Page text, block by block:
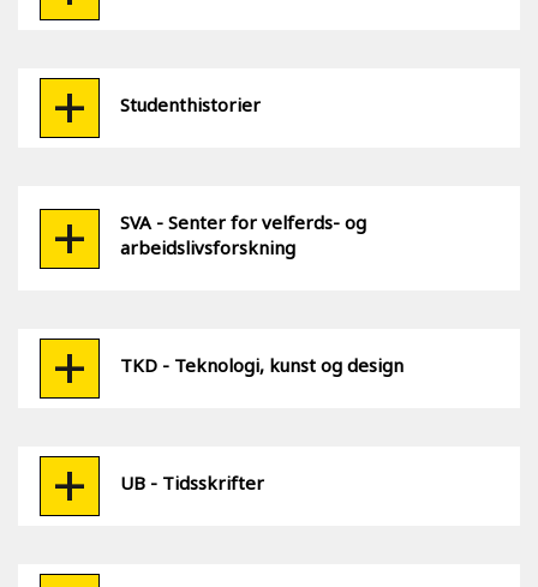
Studenthistorier
SVA - Senter for velferds- og
arbeidslivsforskning
TKD - Teknologi, kunst og design
UB - Tidsskrifter